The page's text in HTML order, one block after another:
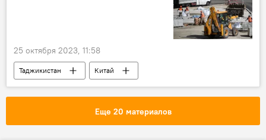
25 октября 2023, 11:58
Таджикистан
Китай
сотрудничество
Новости Душанбе
Еще 20 материалов